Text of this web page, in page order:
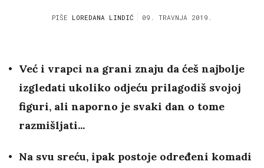
PIŠE LOREDANA LINDIĆ 09. TRAVNJA 2019.
Već i vrapci na grani znaju da ćeš najbolje
izgledati ukoliko odjeću prilagodiš svojoj
figuri, ali naporno je svaki dan o tome
razmišljati...
Na svu sreću, ipak postoje određeni komadi